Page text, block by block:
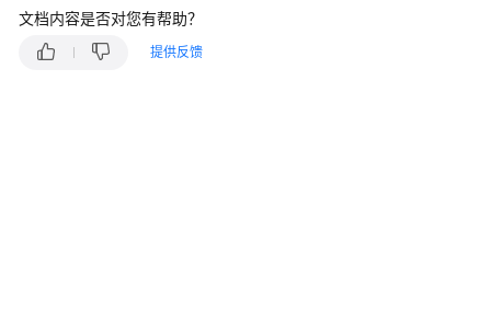
用
户
文档内容是否对您有帮助？
提供反馈